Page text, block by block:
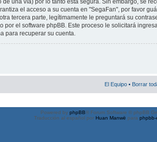
el acceso a su cuenta en "SegaFan", por favor
tercera parte, legítimamente le preguntará su
por el software phpBB. Este proceso le solicitará
para recuperar su cuenta.
El Equipo • Borrar
Powered by phpBB® Forum Software © phpBB
Traducción al español por Huan Manwë para phpbb-